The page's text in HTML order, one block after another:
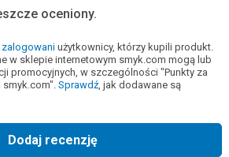
oceniony.
zalogowani użytkownicy, którzy kupili produkt.
w sklepie internetowym smyk.com mogą lub
promocyjnych, w szczególności "Punkty za
Sprawdź, jak dodawane są
Dodaj recenzję